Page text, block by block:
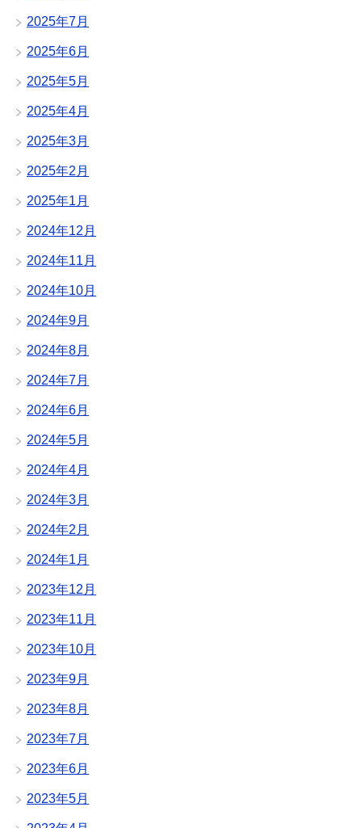
2025年7月
2025年6月
2025年5月
2025年4月
2025年3月
2025年2月
2025年1月
2024年12月
2024年11月
2024年10月
2024年9月
2024年8月
2024年7月
2024年6月
2024年5月
2024年4月
2024年3月
2024年2月
2024年1月
2023年12月
2023年11月
2023年10月
2023年9月
2023年8月
2023年7月
2023年6月
2023年5月